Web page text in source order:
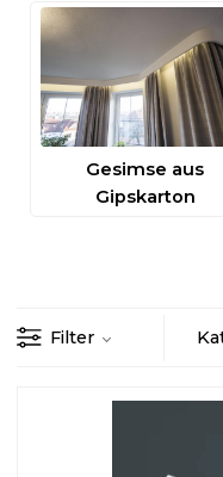
Gesimse aus
Gipskarton
Filter